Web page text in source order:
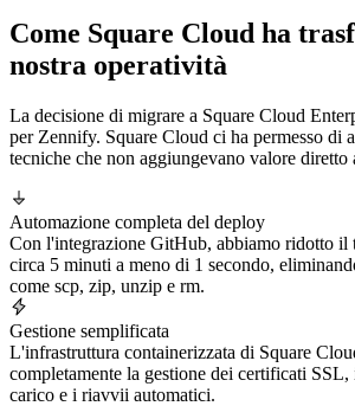
Come Square Cloud ha
nostra operatività
La decisione di migrare a Square Cloud
per Zennify. Square Cloud ci ha permesso di
tecniche che non aggiungevano valore diretto
Automazione completa del deploy
Con l'integrazione GitHub, abbiamo ridotto il
circa 5 minuti a meno di 1 secondo,
come scp, zip, unzip e rm.
Gestione semplificata
L'infrastruttura containerizzata di Square
completamente la gestione dei certificati
carico e i riavvii automatici.